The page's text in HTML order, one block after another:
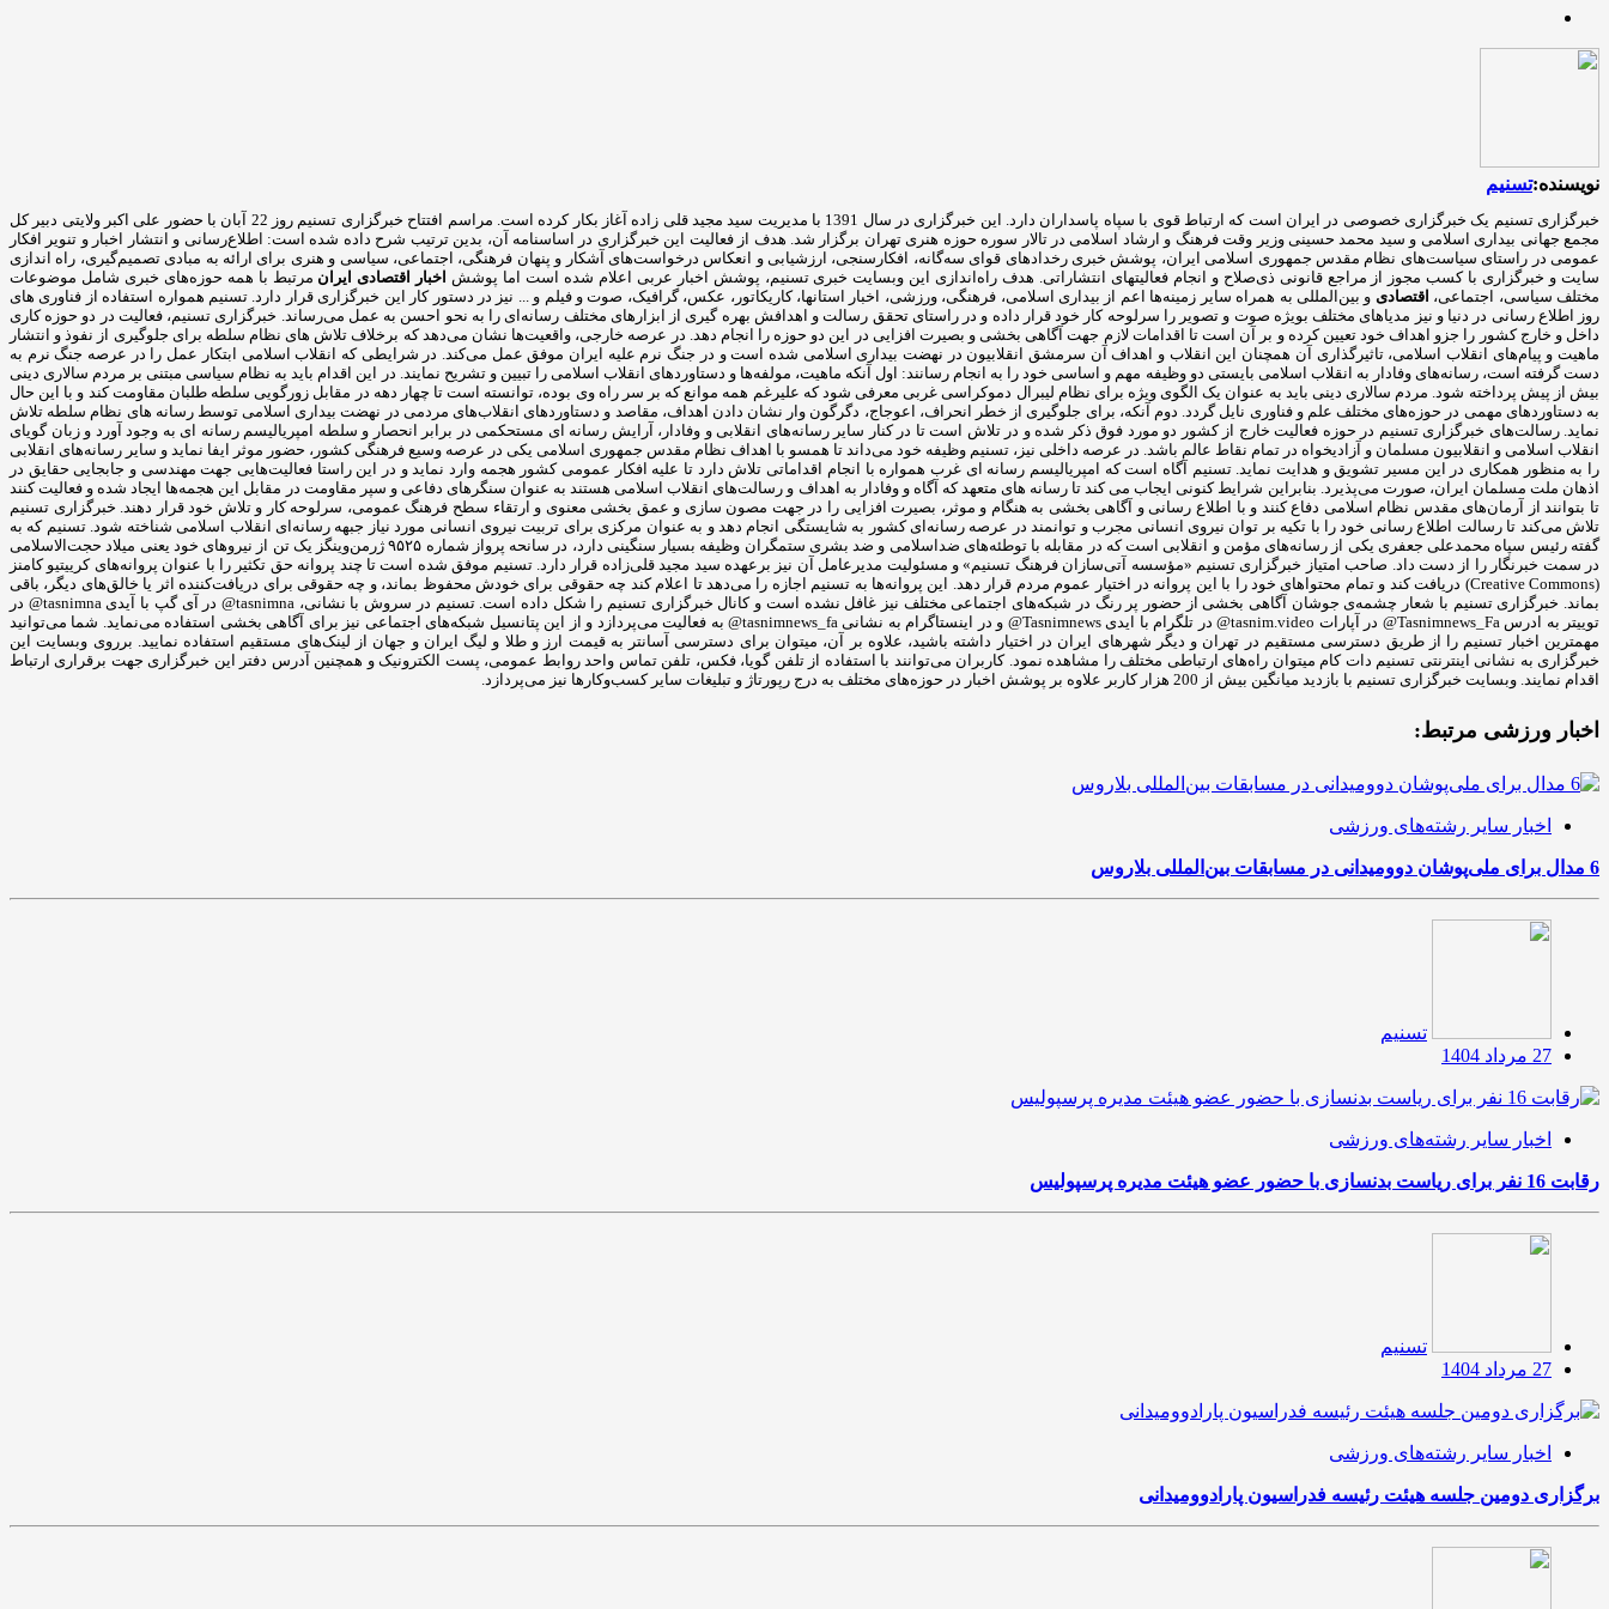
نویسنده:تسنیم
خبرگزاری تسنیم یک خبرگزاری خصوصی در ایران است که ارتباط قوی با سپاه پاسداران دارد. این خبرگزاری در سال 1391 با مدیریت سید مجید قلی زاده آغاز بکار کرده است. مراسم افتتاح خبرگزاری تسنیم روز 22 آبان با حضور علی اکبر ولایتی دبیر کل
مجمع جهانی بیداری اسلامی و سید محمد حسینی وزیر وقت فرهنگ و ارشاد اسلامی در تالار سوره حوزه هنری تهران برگزار شد. هدف از فعالیت این خبرگزاری در اساسنامه آن، بدین ترتیب شرح داده شده است: اطلاع‌رسانی و انتشار اخبار و تنویر افکار
عمومی در راستای سیاست‌های نظام مقدس جمهوری اسلامی ایران، پوشش خبری رخدادهای قوای سه‌گانه، افکارسنجی، ارزشیابی و انعکاس درخواست‌های آشکار و پنهان فرهنگی، اجتماعی، سیاسی و هنری برای ارائه به مبادی تصمیم‌گیری، راه اندازی
سایت و خبرگزاری با کسب مجوز از مراجع قانونی ذی‌صلاح و انجام فعالیتهای انتشاراتی. هدف راه‌اندازی این وبسایت خبری تسنیم، پوشش اخبار عربی اعلام شده است اما پوشش اخبار اقتصادی ایران مرتبط با همه حوزه‌های خبری شامل موضوعات
مختلف سیاسی، اجتماعی، اقتصادی و بین‌المللی به همراه سایر زمینه‌ها اعم از بیداری اسلامی، فرهنگی، ورزشی، اخبار استانها، کاریکاتور، عکس، گرافیک، صوت و فیلم و ... نیز در دستور کار این خبرگزاری قرار دارد. تسنیم همواره استفاده از فناوری های
روز اطلاع رسانی در دنیا و نیز مدیاهای مختلف بویژه صوت و تصویر را سرلوحه کار خود قرار داده و در راستای تحقق رسالت و اهدافش بهره گیری از ابزارهای مختلف رسانه‌ای را به نحو احسن به عمل می‌رساند. خبرگزاری تسنیم، فعالیت در دو حوزه کاری
داخل و خارج کشور را جزو اهداف خود تعیین کرده و بر آن است تا اقدامات لازم جهت آگاهی بخشی و بصیرت افزایی در این دو حوزه را انجام دهد. در عرصه خارجی، واقعیت‌ها نشان می‌دهد که برخلاف تلاش های نظام سلطه برای جلوگیری از نفوذ و انتشار
ماهیت و پیام‌های انقلاب اسلامی، تاثیرگذاری آن همچنان این انقلاب و اهداف آن سرمشق انقلابیون در نهضت بیداری اسلامی شده است و در جنگ نرم علیه ایران موفق عمل می‌کند. در شرایطی که انقلاب اسلامی ابتکار عمل را در عرصه جنگ نرم به
دست گرفته است، رسانه‌های وفادار به انقلاب اسلامی بایستی دو وظیفه مهم و اساسی خود را به انجام رسانند: اول آنکه ماهیت، مولفه‌ها و دستاوردهای انقلاب اسلامی را تبیین و تشریح نمایند. در این اقدام باید به نظام سیاسی مبتنی بر مردم سالاری دینی
بیش از پیش پرداخته شود. مردم سالاری دینی باید به عنوان یک الگوی ویژه برای نظام لیبرال دموکراسی غربی معرفی شود که علیرغم همه موانع که بر سر راه وی بوده، توانسته است تا چهار دهه در مقابل زورگویی سلطه طلبان مقاومت کند و با این حال
به دستاوردهای مهمی در حوزه‌های مختلف علم و فناوری نایل گردد. دوم آنکه، برای جلوگیری از خطر انحراف، اعوجاج، دگرگون وار نشان دادن اهداف، مقاصد و دستاوردهای انقلاب‌های مردمی در نهضت بیداری اسلامی توسط رسانه های نظام سلطه تلاش
نماید. رسالت‌های خبرگزاری تسنیم در حوزه فعالیت خارج از کشور دو مورد فوق ذکر شده و در تلاش است تا در کنار سایر رسانه‌های انقلابی و وفادار، آرایش رسانه ای مستحکمی در برابر انحصار و سلطه امپریالیسم رسانه ای به وجود آورد و زبان گویای
انقلاب اسلامی و انقلابیون مسلمان و آزادیخواه در تمام نقاط عالم باشد. در عرصه داخلی نیز، تسنیم وظیفه خود می‌داند تا همسو با اهداف نظام مقدس جمهوری اسلامی یکی در عرصه وسیع فرهنگی کشور، حضور موثر ایفا نماید و سایر رسانه‌های انقلابی
را به منظور همکاری در این مسیر تشویق و هدایت نماید. تسنیم آگاه است که امپریالیسم رسانه ای غرب همواره با انجام اقداماتی تلاش دارد تا علیه افکار عمومی کشور هجمه وارد نماید و در این راستا فعالیت‌هایی جهت مهندسی و جابجایی حقایق در
اذهان ملت مسلمان ایران، صورت می‌پذیرد. بنابراین شرایط کنونی ایجاب می کند تا رسانه های متعهد که آگاه و وفادار به اهداف و رسالت‌های انقلاب اسلامی هستند به عنوان سنگرهای دفاعی و سپر مقاومت در مقابل این هجمه‌ها ایجاد شده و فعالیت کنند
تا بتوانند از آرمان‌های مقدس نظام اسلامی دفاع کنند و با اطلاع رسانی و آگاهی بخشی به هنگام و موثر، بصیرت افزایی را در جهت مصون سازی و عمق بخشی معنوی و ارتقاء سطح فرهنگ عمومی، سرلوحه کار و تلاش خود قرار دهند. خبرگزاری تسنیم
تلاش می‌کند تا رسالت اطلاع رسانی خود را با تکیه بر توان نیروی انسانی مجرب و توانمند در عرصه رسانه‌ای کشور به شایستگی انجام دهد و به عنوان مرکزی برای تربیت نیروی انسانی مورد نیاز جبهه رسانه‌ای انقلاب اسلامی شناخته شود. تسنیم که به
گفته رئیس سپاه محمدعلی جعفری یکی از رسانه‌های مؤمن و انقلابی است که در مقابله با توطئه‌های ضداسلامی و ضد بشری ستمگران وظیفه بسیار سنگینی دارد، در سانحه پرواز شماره ۹۵۲۵ ژرمن‌وینگز یک تن از نیروهای خود یعنی میلاد حجت‌الاسلامی
در سمت خبرنگار را از دست داد. صاحب امتیاز خبرگزاری تسنیم «مؤسسه آتی‌سازان فرهنگ تسنیم» و مسئولیت مدیرعامل آن نیز برعهده سید مجید قلی‌زاده‌ قرار دارد. تسنیم موفق شده است تا چند پروانه حق تکثیر را با عنوان پروانه‌های کرییتیو کامنز
(Creative Commons) دریافت کند و تمام محتواهای خود را با این پروانه در اختیار عموم مردم قرار دهد. این پروانه‌ها به تسنیم اجازه را می‌دهد تا اعلام کند چه حقوقی برای خودش محفوظ بماند، و چه حقوقی برای دریافت‌کننده اثر یا خالق‌های دیگر، باقی
بماند. خبرگزاری تسنیم با شعار چشمه‌ی جوشان آگاهی بخشی از حضور پر رنگ در شبکه‌های اجتماعی مختلف نیز غافل نشده است و کانال خبرگزاری تسنیم را شکل داده است. تسنیم در سروش با نشانی، tasnimna@ در آی گپ با آیدی tasnimna@ در
توییتر به ادرس Tasnimnews_Fa@ در آپارات tasnim.video@ در تلگرام با ایدی Tasnimnews@ و در اینستاگرام به نشانی tasnimnews_fa@ به فعالیت می‌پردازد و از این پتانسیل شبکه‌های اجتماعی نیز برای آگاهی بخشی استفاده می‌نماید. شما می‌توانید
مهمترین اخبار تسنیم را از طریق دسترسی مستقیم در تهران و دیگر شهرهای ایران در اختیار داشته باشید، علاوه بر آن، میتوان برای دسترسی آسانتر به قیمت ارز و طلا و لیگ ایران و جهان از لینک‌های مستقیم استفاده نمایید. برروی وبسایت این
خبرگزاری به نشانی اینترنتی تسنیم دات کام میتوان راه‌های ارتباطی مختلف را مشاهده نمود. کاربران می‌توانند با استفاده از تلفن گویا، فکس، تلفن تماس واحد روابط عمومی، پست الکترونیک و همچنین آدرس دفتر این خبرگزاری جهت برقراری ارتباط
اقدام نمایند. وبسایت خبرگزاری تسنیم با بازدید میانگین بیش از 200 هزار کاربر علاوه بر پوشش اخبار در حوزه‌های مختلف به درج رپورتاژ و تبلیغات سایر کسب‌وکارها نیز می‌پردازد.
اخبار ورزشی مرتبط:
اخبار سایر رشته‌های ورزشی
6 مدال برای ملی‌پوشان دوومیدانی در مسابقات بین‌المللی بلاروس
تسنیم
27 مرداد 1404
اخبار سایر رشته‌های ورزشی
رقابت 16 نفر برای ریاست بدنسازی با حضور عضو هیئت مدیره پرسپولیس
تسنیم
27 مرداد 1404
اخبار سایر رشته‌های ورزشی
برگزاری دومین جلسه هیئت رئیسه فدراسیون پارادوومیدانی